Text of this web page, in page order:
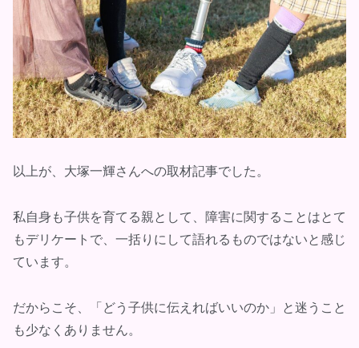
以上が、大塚一輝さんへの取材記事でした。
私自身も子供を育てる親として、障害に関することはとて
もデリケートで、一括りにして語れるものではないと感じ
ています。
だからこそ、「どう子供に伝えればいいのか」と迷うこと
も少なくありません。